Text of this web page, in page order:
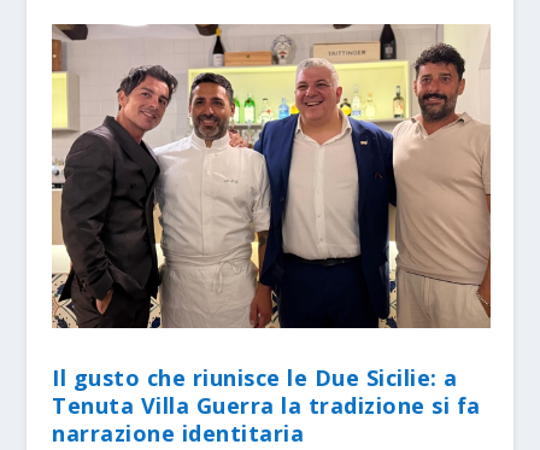
Il gusto che riunisce le Due Sicilie: a
Tenuta Villa Guerra la tradizione si fa
narrazione identitaria